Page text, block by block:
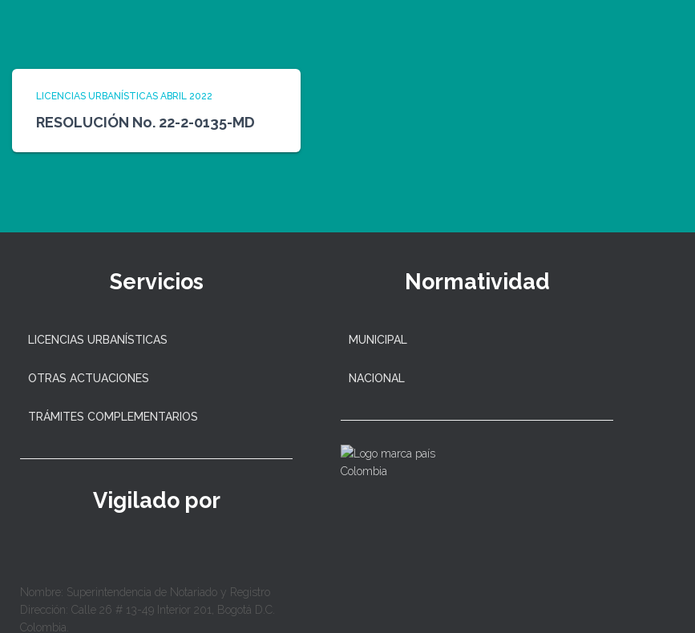
LICENCIAS URBANÍSTICAS ABRIL 2022
RESOLUCIÓN No. 22-2-0135-MD
Servicios
LICENCIAS URBANÍSTICAS
OTRAS ACTUACIONES
TRÁMITES COMPLEMENTARIOS
Vigilado por
Nombre: Superintendencia de Notariado y Registro
Dirección: Calle 26 # 13-49 Interior 201, Bogotá D.C.
Colombia.
Normatividad
MUNICIPAL
NACIONAL